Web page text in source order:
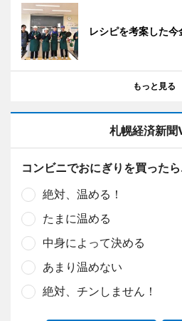
レシピを考案した
もっと見る
札幌経済新聞
コンビニでおにぎりを買った
絶対、温める！
たまに温める
中身によって決める
あまり温めない
絶対、チンしません！